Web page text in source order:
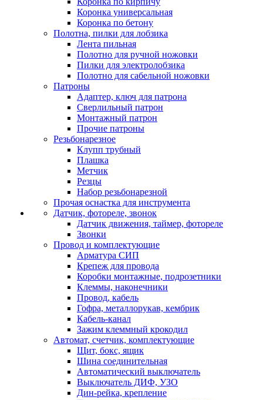
Коронка универсальная
Коронка по бетону
Полотна, пилки для лобзика
Лента пильная
Полотно для ручной ножовки
Пилки для электролобзика
Полотно для сабельной ножовки
Патроны
Адаптер, ключ для патрона
Сверлильный патрон
Монтажный патрон
Прочие патроны
Резьбонарезное
Клупп трубный
Плашка
Метчик
Резцы
Набор резьбонарезной
Прочая оснастка для инструмента
Датчик, фотореле, звонок
Датчик движения, таймер, фотореле
Звонки
Провод и комплектующие
Арматура СИП
Крепеж для провода
Коробки монтажные, подрозетники
Клеммы, наконечники
Провод, кабель
Гофра, металлорукав, кембрик
Кабель-канал
Зажим клеммный крокодил
Автомат, счетчик, комплектующие
Щит, бокс, ящик
Шина соединительная
Автоматический выключатель
Выключатель ДИФ, УЗО
Дин-рейка, крепление